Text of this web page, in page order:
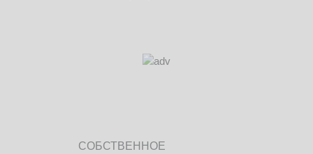
СОБСТВЕННОЕ